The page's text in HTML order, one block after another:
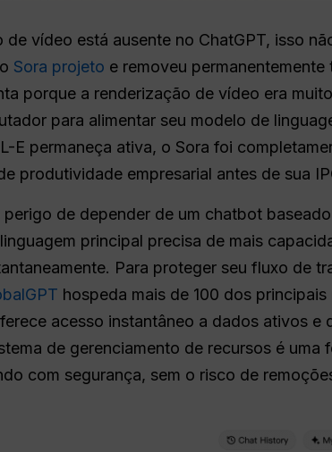
vídeo está ausente no ChatGPT, isso
Sora projeto e removeu
porque a renderização de vídeo era
para alimentar seu modelo de
E permaneça ativa, o Sora foi
produtividade empresarial antes de sua
de depender de um chatbot
principal precisa de mais
Para proteger seu fluxo de
hospeda mais de 100 dos
acesso instantâneo a dados ativos e
de gerenciamento de recursos é uma
com segurança, sem o risco de